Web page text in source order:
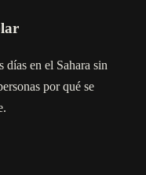
días en el Sahara sin
por qué se